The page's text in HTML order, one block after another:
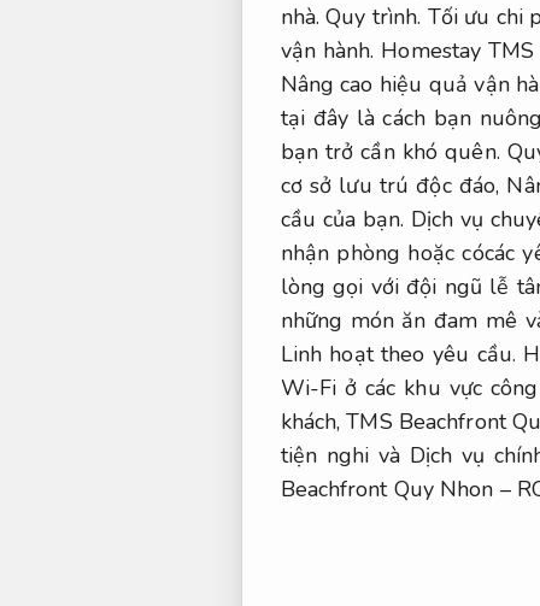
nhà.Quy trình. Tối ưu chi
vận hành. Homestay
Nâng cao hiệu quả vận
tại đây là cách bạn
bạn trở cần khó quên.
cơ sở lưu trú độc đáo,
cầu của bạn. Dịch vụ
nhận phòng hoặc cócác
lòng gọi với đội ngũ lễ
những món ăn đam mê
Linh hoạt theo yêu cầu.
Wi-Fi ở các khu vực
khách, TMS Beachfront
tiện nghi và Dịch vụ
Beachfront Quy Nhon –